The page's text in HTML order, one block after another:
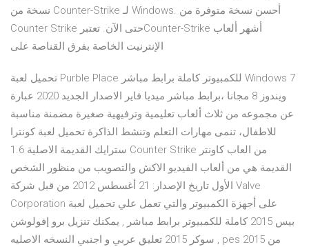
نسخة من Counter-Strike لـ Windows. أحسن نسخة متوفرة من
Counter Strike حتى الآن. تعتبرCounter-Strike أشهر ألعاب
الإنترنيت الخاصة بفرق القناصة على
تحميل لعبة Purble Place للكمبيوتر كاملة برابط مباشر Windows 7
ويندوز 8 مجانا ،برابط مباشر ميديا فاير الاصدار الجديد 2020 عبارة
عن مجموعه من ثلاث ألعاب تعليمية وترفيهية صغيرة مضمنة مناسبة
للاطفال، تنمى مهارات التعلم وتنشط الذاكرة تحميل لعبة كونترا
سترايك القديمة الاصلية 1.6 Counter Strike من العاب كاونتر
القديمة هي من ألعاب الفيديو الاكش والتصويب من منظور الشخص
الأول تاريخ الإصدار: 21 أغسطس 2012 من قبل شركة Valve
Corporation على أجهزة الكمبيوتر والتي تعمل علي تحميل لعبة
بيس 2015 كاملة للكمبيوتر برابط مباشر , يمكنك تنزيل برو إفولوشن
سوكر 2015 تعليق عربي و اجنبي النسخه الاصليه , pes 2015 من